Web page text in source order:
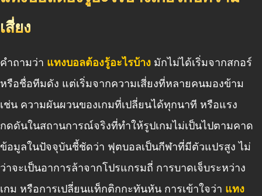
เสี่ยง
คำถามว่า แทงบอลต้องรู้อะไรบ้าง มักไม่ได้เริ่มจากสกอร์
หรือชื่อทีมดัง แต่เริ่มจากความเสี่ยงที่หลายคนมองข้าม
เช่น ความผันผวนของเกมที่เปลี่ยนได้ทุกนาที หรือแรง
กดดันในสถานการณ์จริงที่ทำให้รูปเกมไม่เป็นไปตามคาด
ข้อมูลในปัจจุบันชี้ชัดว่า ฟุตบอลเป็นกีฬาที่มีตัวแปรสูง ไม่
ว่าจะเป็นอาการล้าจากโปรแกรมถี่ การบาดเจ็บระหว่าง
เกม หรือการเปลี่ยนแท็กติกกะทันหัน การเข้าใจว่า แทง